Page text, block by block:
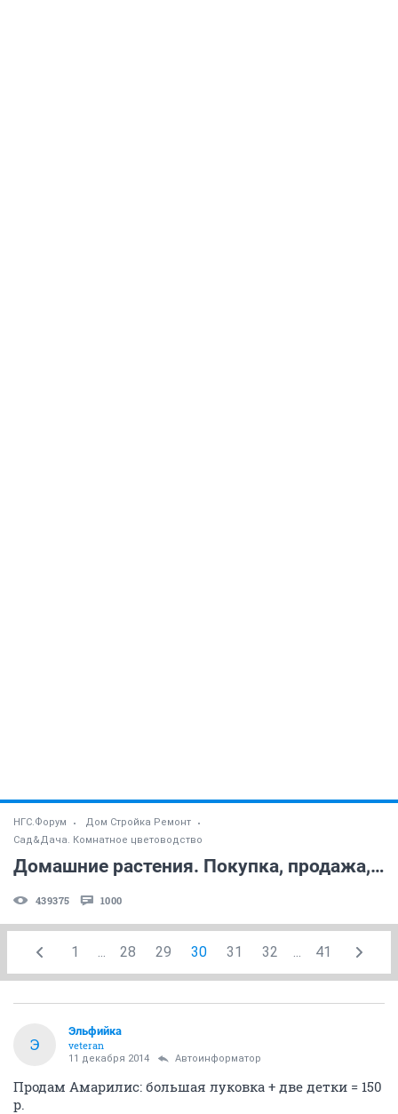
НГС.Форум
Дом Стройка Ремонт
Сад&Дача. Комнатное цветоводство
Домашние растения. Покупка, продажа, поиск. (часть 6)
439375 1000
1 28 29 30 31 32 41
Э
Эльфийка
veteran
11 декабря 2014 Автоинформатор
Продам Амарилис: большая луковка + две детки = 150
р.